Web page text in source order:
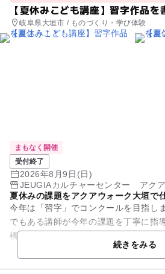
【夏休みこども講座】習字作品を
岐阜県大垣市 / ものづくり・学び体験
まもなく開催
受付終了
2026年8月9日(日)
JEUGIAカルチャーセンター アク
夏休みの課題をアクアウォーク大垣で
今年は「習字」でコンクールを目指し
でもある講師が今年の課題を丁寧に指導します。
橋開山 文科省後援書写技能士 ・名古
続きをみる